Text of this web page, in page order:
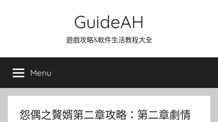
GuideAH
遊戲攻略&軟件生活教程大全
Menu
怨偶之贅婿第二章攻略：第二章劇情